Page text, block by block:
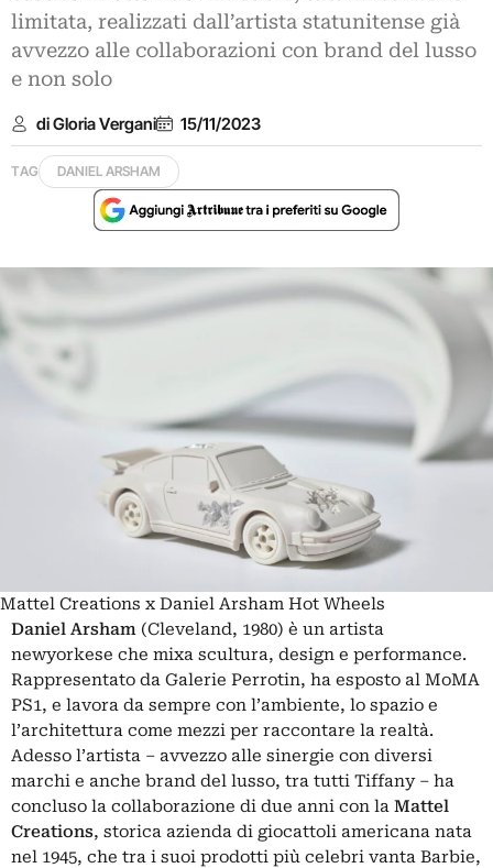
limitata, realizzati dall’artista statunitense già
avvezzo alle collaborazioni con brand del lusso
e non solo
di Gloria Vergani 15/11/2023
TAG DANIEL ARSHAM
Mattel Creations x Daniel Arsham Hot Wheels
Daniel Arsham (Cleveland, 1980) è un artista
newyorkese che mixa scultura, design e performance.
Rappresentato da Galerie Perrotin, ha esposto al MoMA
PS1, e lavora da sempre con l’ambiente, lo spazio e
l’architettura come mezzi per raccontare la realtà.
Adesso l’artista – avvezzo alle sinergie con diversi
marchi e anche brand del lusso, tra tutti Tiffany– ha
concluso la collaborazione di due anni con la Mattel
Creations, storica azienda di giocattoli americana nata
nel 1945, che tra i suoi prodotti più celebri vanta Barbie,